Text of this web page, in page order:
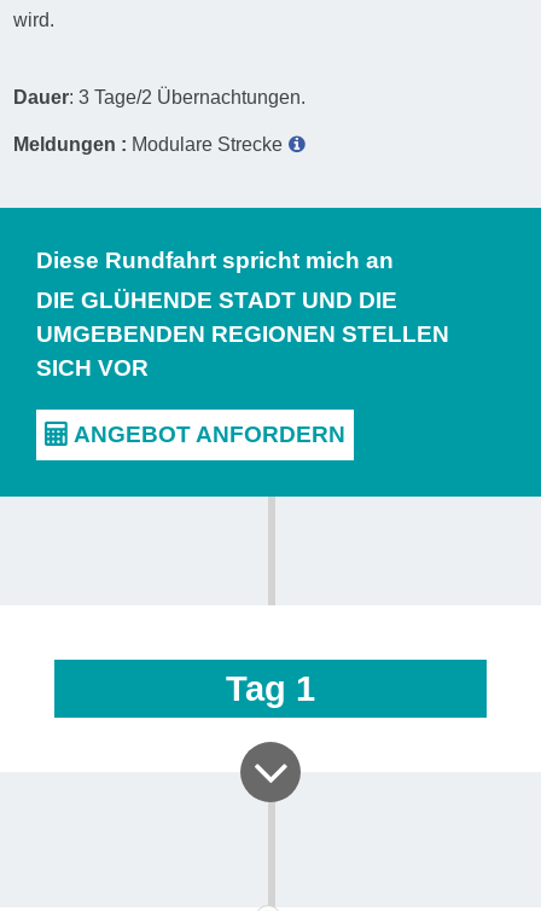
wird.
Dauer: 3 Tage/2 Übernachtungen.
Meldungen : Modulare Strecke
Diese Rundfahrt spricht mich an
DIE GLÜHENDE STADT UND DIE
UMGEBENDEN REGIONEN STELLEN
SICH VOR
Tag 1